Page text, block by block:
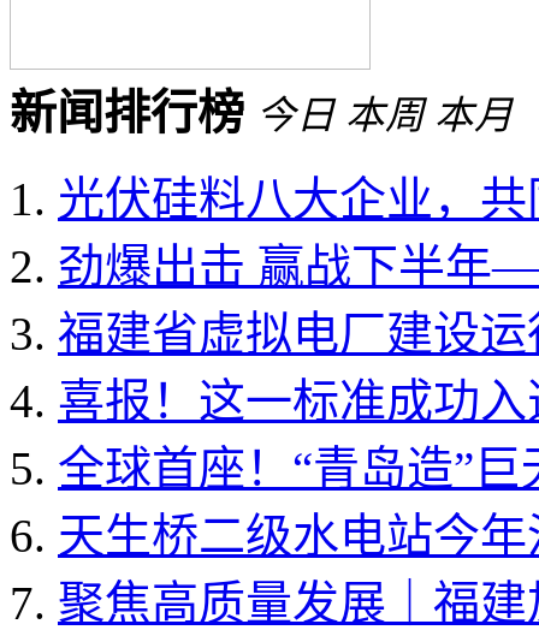
新闻排行榜 今日 本周 本月
光伏硅料八大企业，
劲爆出击 赢战下半年
福建省虚拟电厂建设
喜报！这一标准成功
全球首座！“青岛造”
天生桥二级水电站今
聚焦高质量发展｜福